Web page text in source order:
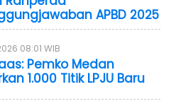
APBD 2025
08:01 WIB
Pemko Medan
1.000 Titik LPJU Baru